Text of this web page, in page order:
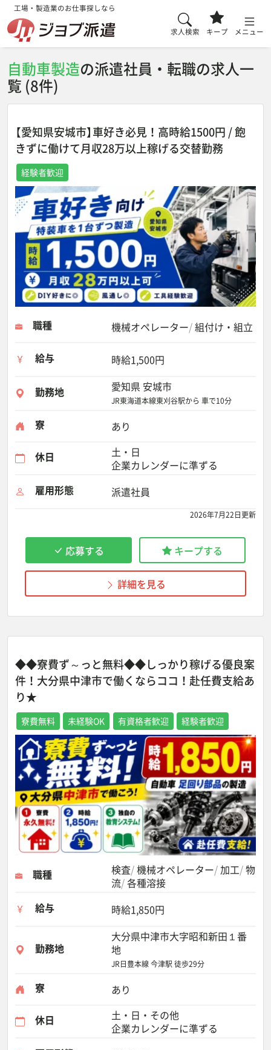
工場・製造業のお仕事探しなら
求人検索 キープ メニュー
自動車製造の派遣社員・転職の求人一
覧 (8件)
【愛知県安城市】車好き必見！高時給1500円 / 飽
きずに働けて月収28万以上稼げる交替勤務
経験者歓迎
職種 機械オペレーター 組付け・組立
給与 時給1,500円
勤務地 愛知県 安城市
JR東海道本線東刈谷駅から 車で10分
寮 あり
休日
土・日
企業カレンダーに準ずる
雇用形態
派遣社員
2026年7月22日更新
応募する キープする
詳細を見る
◆◆寮費ず～っと無料◆◆しっかり稼げる優良案
件！大分県中津市で働くならココ！赴任費支給あ
り★
寮費無料 未経験OK 有資格者歓迎 経験者歓迎
職種 検査 機械オペレーター 加工 物
流 各種溶接
給与
時給1,850円
勤務地
大分県中津市大字昭和新田１番
地
JR日豊本線 今津駅 徒歩29分
寮 あり
休日
土・日・その他
企業カレンダーに準ずる